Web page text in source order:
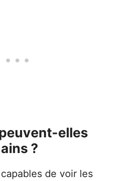
elles
?
de voir les